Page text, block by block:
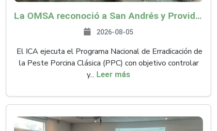
La OMSA reconoció a San Andrés y Providencia como zona libre de Peste Porcina Clásica (PPC)
2026-08-05
El ICA ejecuta el Programa Nacional de Erradicación de
la Peste Porcina Clásica (PPC) con objetivo controlar
y... Leer más